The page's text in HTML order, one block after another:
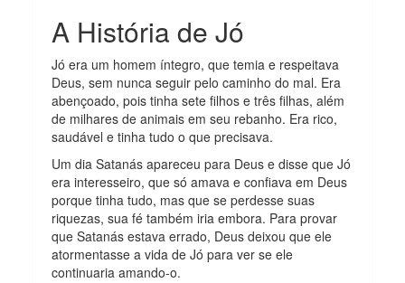
A História de Jó
Jó era um homem íntegro, que temia e respeitava
Deus, sem nunca seguir pelo caminho do mal. Era
abençoado, pois tinha sete filhos e três filhas, além
de milhares de animais em seu rebanho. Era rico,
saudável e tinha tudo o que precisava.
Um dia Satanás apareceu para Deus e disse que Jó
era interesseiro, que só amava e confiava em Deus
porque tinha tudo, mas que se perdesse suas
riquezas, sua fé também iria embora. Para provar
que Satanás estava errado, Deus deixou que ele
atormentasse a vida de Jó para ver se ele
continuaria amando-o.